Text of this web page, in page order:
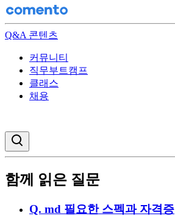
Q&A 콘텐츠
커뮤니티
직무부트캠프
클래스
채용
함께 읽은 질문
Q. md 필요한 스펙과 자격증